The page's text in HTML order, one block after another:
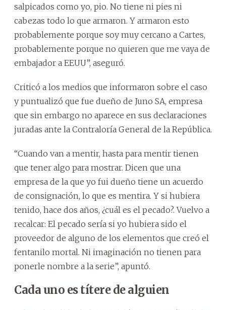
salpicados como yo, pio. No tiene ni pies ni
cabezas todo lo que armaron. Y armaron esto
probablemente porque soy muy cercano a Cartes,
probablemente porque no quieren que me vaya de
embajador a EEUU”, aseguró.
Criticó a los medios que informaron sobre el caso
y puntualizó que fue dueño de Juno SA, empresa
que sin embargo no aparece en sus declaraciones
juradas ante la Contraloría General de la República.
“Cuando van a mentir, hasta para mentir tienen
que tener algo para mostrar. Dicen que una
empresa de la que yo fui dueño tiene un acuerdo
de consignación, lo que es mentira. Y si hubiera
tenido, hace dos años, ¿cuál es el pecado?. Vuelvo a
recalcar: El pecado sería si yo hubiera sido el
proveedor de alguno de los elementos que creó el
fentanilo mortal. Ni imaginación no tienen para
ponerle nombre a la serie”, apuntó.
Cada uno es títere de alguien